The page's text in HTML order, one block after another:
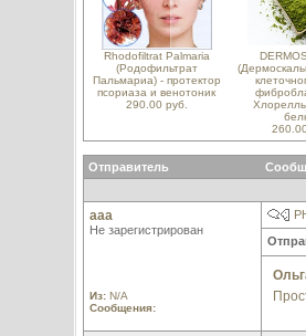
Rhodofiltrat Palmaria
(Родофильтрат
Пальмариа) - протектор
псориаза и венотоник
290.00 руб.
Отправитель
aaa
Не зарегистрирован
Из:N/A
Сообщения: